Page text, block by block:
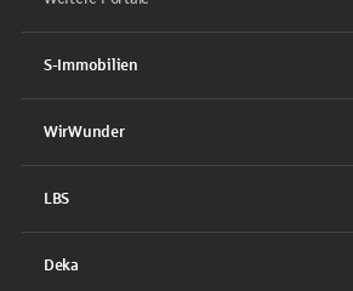
S-Immobilien
WirWunder
LBS
Deka